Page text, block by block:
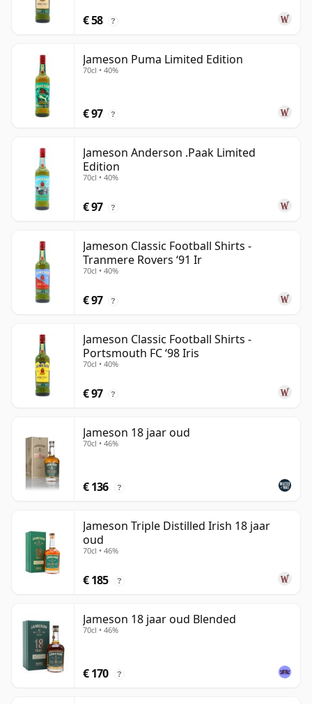
€ 58 ?
Jameson Puma Limited Edition
70cl • 40%
€ 97 ?
Jameson Anderson .Paak Limited
Edition
70cl • 40%
€ 97 ?
Jameson Classic Football Shirts -
Tranmere Rovers ‘91 Ir
70cl • 40%
€ 97 ?
Jameson Classic Football Shirts -
Portsmouth FC ‘98 Iris
70cl • 40%
€ 97 ?
Jameson 18 jaar oud
70cl • 46%
€ 136 ?
Jameson Triple Distilled Irish 18 jaar
oud
70cl • 46%
€ 185 ?
Jameson 18 jaar oud Blended
70cl • 46%
€ 170 ?